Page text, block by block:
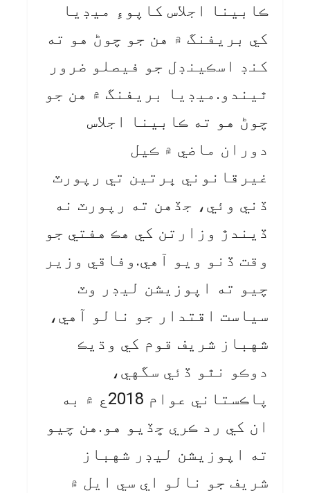
ڪابينا اجلاس کاپوءِ ميڊيا
کي بريفنگ ۾ هن جو چوڻ هو ته
کنڊ اسڪينڊل جو فيصلو ضرور
ٿيندو.ميڊيا بريفنگ ۾ هن جو
چوڻ هو ته ڪابينا اجلاس
دوران ماضي ۾ ڪيل
غيرقانوني ڀرتين تي رپورٽ
ڏني وئي، جڏهن ته رپورٽ نه
ڏيندڙ وزارتن کي هڪ هفتي جو
وقت ڏنو ويو آهي.وفاقي وزير
چيو ته اپوزيشن ليڊر وٽ
سياست اقتدار جو نالو آهي،
شهباز شريف قوم کي وڌيڪ
دوڪو نٿو ڏئي سگهي،
پاڪستاني عوام 2018ع ۾ به
ان کي رد ڪري ڇڏيو هو.هن چيو
ته اپوزيشن ليڊر شهباز
شريف جو نالو اي سي ايل ۾